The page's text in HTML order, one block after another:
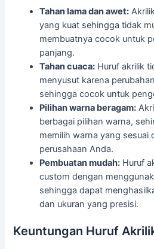
Tahan lama dan awet:
yang kuat sehingga tidak
membuatnya cocok untuk
panjang.
Tahan cuaca: Huruf akrilik
menyusut karena
sehingga cocok untuk
Pilihan warna beragam:
berbagai pilihan warna,
memilih warna yang sesuai
perusahaan Anda.
Pembuatan mudah: Huruf
custom dengan
sehingga dapat
dan ukuran yang presisi.
Keuntungan Huruf